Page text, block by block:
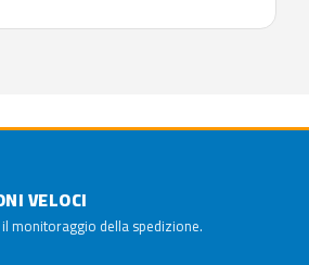
VELOCI
monitoraggio della spedizione.